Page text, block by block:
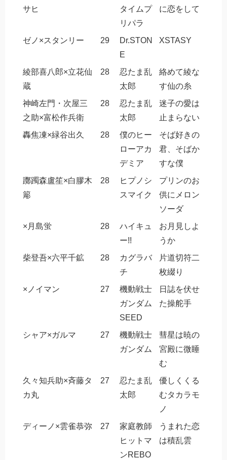
サヒ
タイムプ
リパラ
に恋をして
ゼノ×スタンリー 29
Dr.STON
E
XSTASY
綾部喜八郎×立花仙
蔵
28
忍たま乱
太郎
絡めて綾な
す仙の糸
神崎左門・次屋三
之助×富松作兵衛
28
忍たま乱
太郎
迷子の愛は
止まらない
轟焦凍×緑谷出久
28
僕のヒー
ローアカ
デミア
そば好きの
君、そばか
すな僕
躑躅森盧笙×白膠木
簓
28
ヒプノシ
スマイク
プリンのお
供にメロン
ソーダ
×月島蛍
28
ハイキュ
ー!!
お月見しよ
うか
柴登吾×六平千鉱
28
カグラバ
チ
片道切符二
枚綴り
×ノイマン
27
機動戦士
ガンダム
SEED
日誌を伏せ
た操舵手
シャア×ガルマ 27
機動戦士
ガンダム
彗星は暁の
宮殿に微睡
む
久々知兵助×斉藤タ
カ丸
27
忍たま乱
太郎
優しくくる
むタカラモ
ノ
ディーノ×雲雀恭弥
27
家庭教師
ヒットマ
ンREBO
うまれた恋
は積乱雲